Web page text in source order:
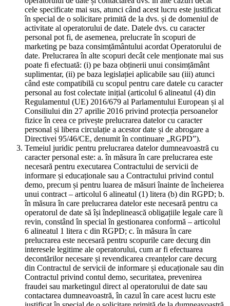
cele specificate mai sus, atunci când acest lucru este justificat
în special de o solicitare primită de la dvs. și de domeniul de
activitate al operatorului de date. Datele dvs. cu caracter
personal pot fi, de asemenea, prelucrate în scopuri de
marketing pe baza consimțământului acordat Operatorului de
date. Prelucrarea în alte scopuri decât cele menționate mai sus
poate fi efectuată: (i) pe baza obținerii unui consimțământ
suplimentar, (ii) pe baza legislației aplicabile sau (iii) atunci
când este compatibilă cu scopul pentru care datele cu caracter
personal au fost colectate inițial (articolul 6 alineatul (4) din
Regulamentul (UE) 2016/679 al Parlamentului European și al
Consiliului din 27 aprilie 2016 privind protecția persoanelor
fizice în ceea ce privește prelucrarea datelor cu caracter
personal și libera circulație a acestor date și de abrogare a
Directivei 95/46/CE, denumit în continuare „RGPD”).
Temeiul juridic pentru prelucrarea datelor dumneavoastră cu
caracter personal este: a. în măsura în care prelucrarea este
necesară pentru executarea Contractului de servicii de
informare și educaționale sau a Contractului privind contul
demo, precum și pentru luarea de măsuri înainte de încheierea
unui contract – articolul 6 alineatul (1) litera (b) din RGPD; b.
în măsura în care prelucrarea datelor este necesară pentru ca
operatorul de date să își îndeplinească obligațiile legale care îi
revin, constând în special în gestionarea conformă – articolul
6 alineatul 1 litera c din RGPD; c. în măsura în care
prelucrarea este necesară pentru scopurile care decurg din
interesele legitime ale operatorului, cum ar fi efectuarea
decontărilor necesare și revendicarea creanțelor care decurg
din Contractul de servicii de informare și educaționale sau din
Contractul privind contul demo, securitatea, prevenirea
fraudei sau marketingul direct al operatorului de date sau
contactarea dumneavoastră, în cazul în care acest lucru este